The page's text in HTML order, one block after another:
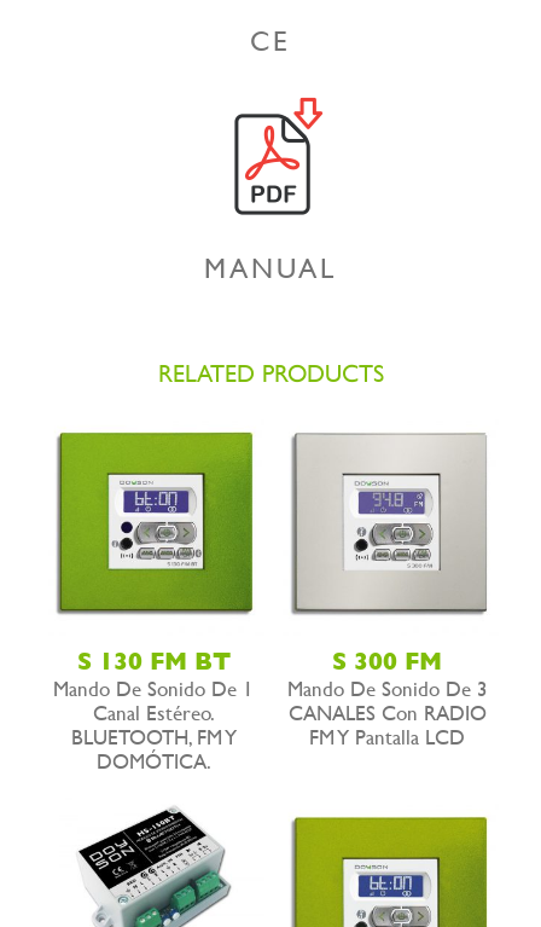
CE
MANUAL
RELATED PRODUCTS
S 130 FM BT
Mando De Sonido De 1
Canal Estéreo.
BLUETOOTH, FM Y
DOMÓTICA.
S 300 FM
Mando De Sonido De 3
CANALES Con RADIO
FM Y Pantalla LCD